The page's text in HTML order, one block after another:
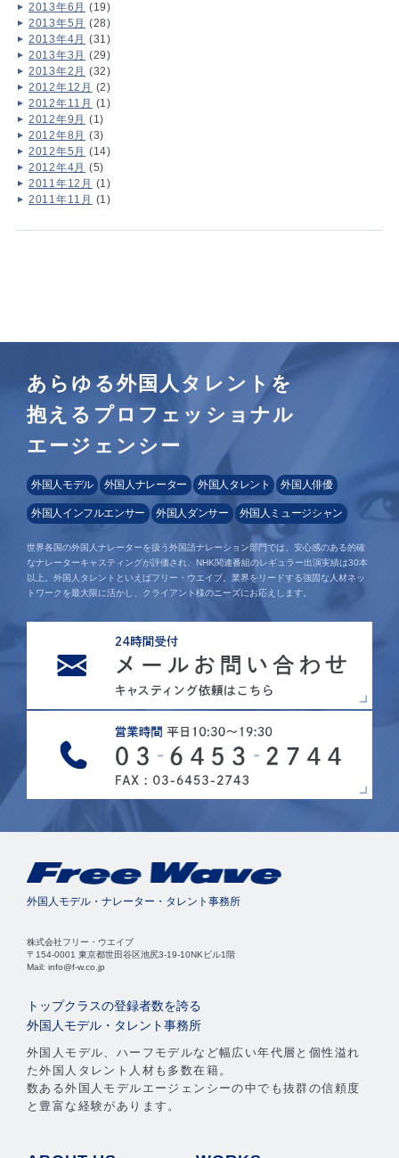
2013年6月 (19)
2013年5月 (28)
2013年4月 (31)
2013年3月 (29)
2013年2月 (32)
2012年12月 (2)
2012年11月 (1)
2012年9月 (1)
2012年8月 (3)
2012年5月 (14)
2012年4月 (5)
2011年12月 (1)
2011年11月 (1)
あらゆる外国人タレントを
抱えるプロフェッショナル
エージェンシー
外国人モデル 外国人ナレーター 外国人タレント 外国人俳優
外国人インフルエンサー 外国人ダンサー 外国人ミュージシャン
世界各国の外国人ナレーターを扱う外国語ナレーション部門では、安心感のある的確
なナレーターキャスティングが評価され、NHK関連番組のレギュラー出演実績は30本
以上。外国人タレントといえばフリー・ウエイブ。業界をリードする強固な人材ネッ
トワークを最大限に活かし、クライアント様のニーズにお応えします。
外国人モデル・ナレーター・タレント事務所
株式会社フリー・ウエイブ
〒154-0001 東京都世田谷区池尻3-19-10NKビル1階
Mail: info@f-w.co.jp
トップクラスの登録者数を誇る
外国人モデル・タレント事務所
外国人モデル、ハーフモデルなど幅広い年代層と個性溢れ
た外国人タレント人材も多数在籍。
数ある外国人モデルエージェンシーの中でも抜群の信頼度
と豊富な経験があります。